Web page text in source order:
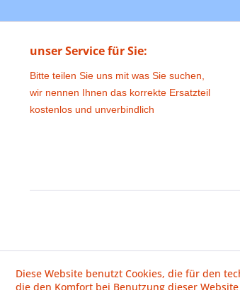
unser Service für Sie:
Bitte teilen Sie uns mit was Sie suchen,
wir nennen Ihnen das korrekte Ersatzteil
kostenlos und unverbindlich
Diese Website benutzt Cookies, die für den
die den Komfort bei Benutzung dieser